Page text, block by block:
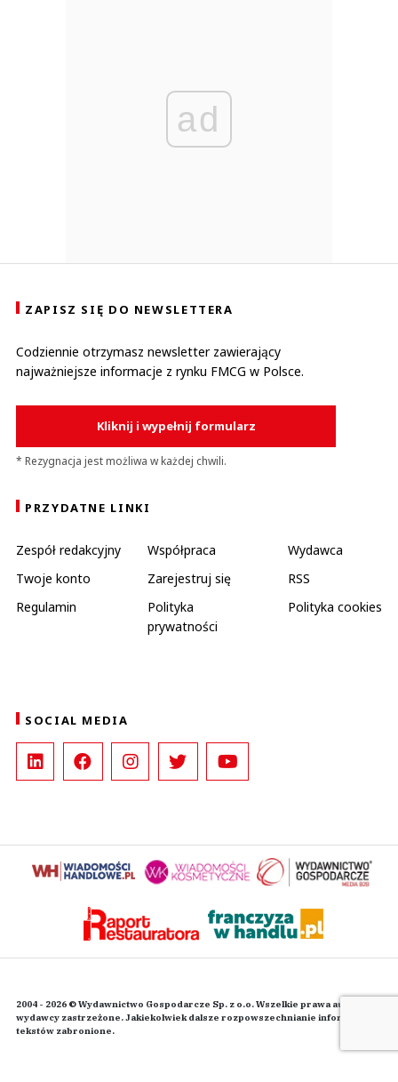
ad
ZAPISZ SIĘ DO NEWSLETTERA
Codziennie otrzymasz newsletter zawierający
najważniejsze informacje z rynku FMCG w Polsce.
Kliknij i wypełnij formularz
* Rezygnacja jest możliwa w każdej chwili.
PRZYDATNE LINKI
Zespół redakcyjny Współpraca
Wydawca
Twoje konto
Zarejestruj się
RSS
Regulamin
Polityka
prywatności
Polityka cookies
SOCIAL MEDIA
2004 - 2026 © Wydawnictwo Gospodarcze Sp. z o.o. Wszelkie prawa autorskie
wydawcy zastrzeżone. Jakiekolwiek dalsze rozpowszechnianie informacji i
tekstów zabronione.